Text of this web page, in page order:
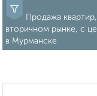
Продажа
вторичном рынке, с
в Мурманске